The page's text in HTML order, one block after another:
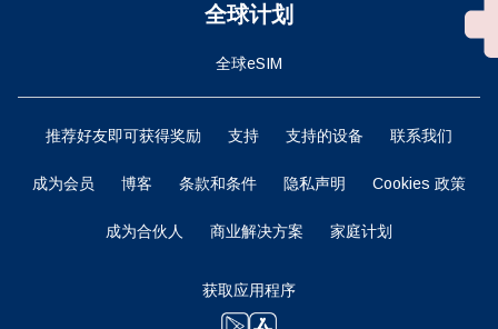
全球计划
全球eSIM
推荐好友即可获得奖励 支持 支持的设备 联系我们
成为会员 博客 条款和条件 隐私声明 Cookies 政策
成为合伙人 商业解决方案 家庭计划
获取应用程序